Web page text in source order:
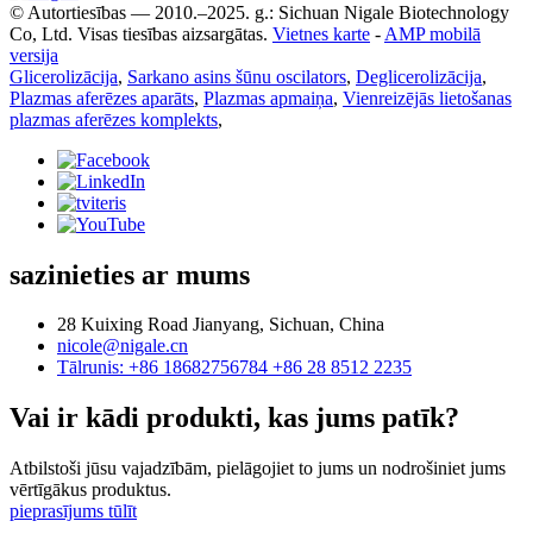
© Autortiesības — 2010.–2025. g.: Sichuan Nigale Biotechnology
Co, Ltd. Visas tiesības aizsargātas. Vietnes karte - AMP mobilā
versija
Glicerolizācija, Sarkano asins šūnu oscilators, Deglicerolizācija,
Plazmas aferēzes aparāts, Plazmas apmaiņa, Vienreizējās lietošanas
plazmas aferēzes komplekts,
sazinieties ar mums
28 Kuixing Road Jianyang, Sichuan, China
nicole@nigale.cn
Tālrunis: +86 18682756784 +86 28 8512 2235
Vai ir kādi produkti, kas jums patīk?
Atbilstoši jūsu vajadzībām, pielāgojiet to jums un nodrošiniet jums
vērtīgākus produktus.
pieprasījums tūlīt